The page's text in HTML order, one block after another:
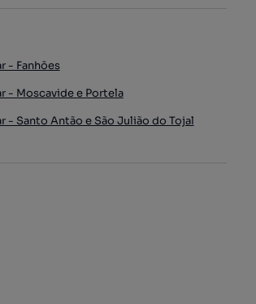
- Fanhões
- Moscavide e Portela
- Santo Antão e São Julião do Tojal